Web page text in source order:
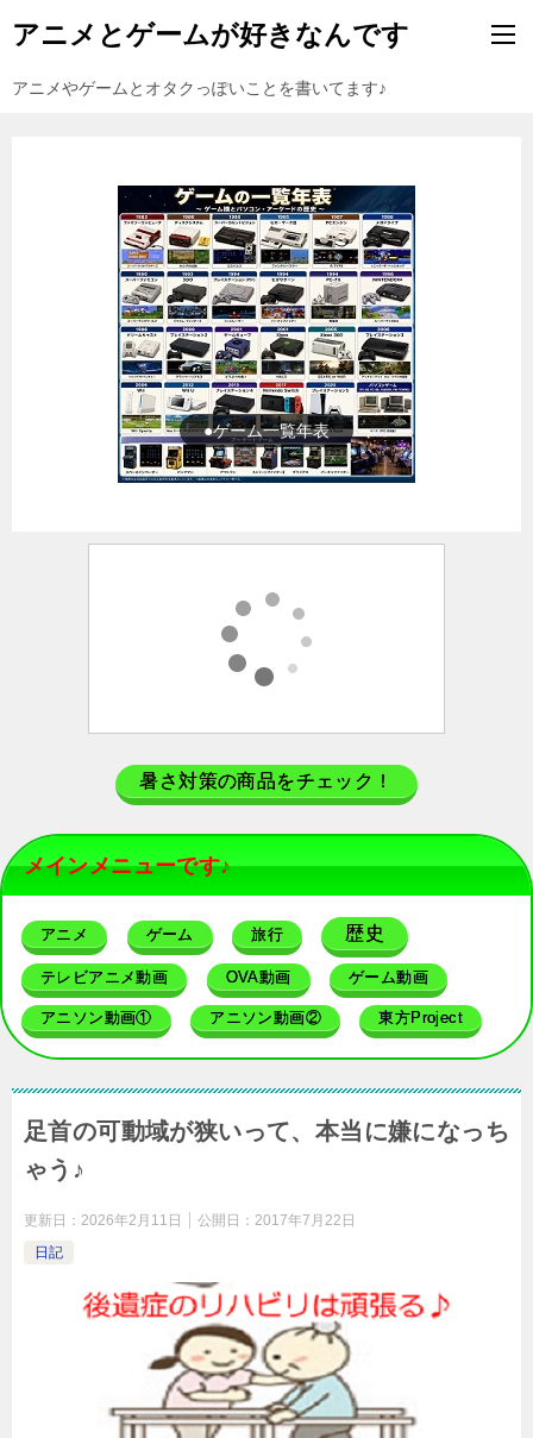
アニメとゲームが好きなんです
アニメやゲームとオタクっぽいことを書いてます♪
●ゲーム一覧年表
暑さ対策の商品をチェック！
メインメニューです♪
アニメ ゲーム 旅行 歴史
テレビアニメ動画 OVA動画 ゲーム動画
アニソン動画① アニソン動画② 東方Project
足首の可動域が狭いって、本当に嫌になっち
ゃう♪
更新日： 2026年2月11日 公開日： 2017年7月22日
日記